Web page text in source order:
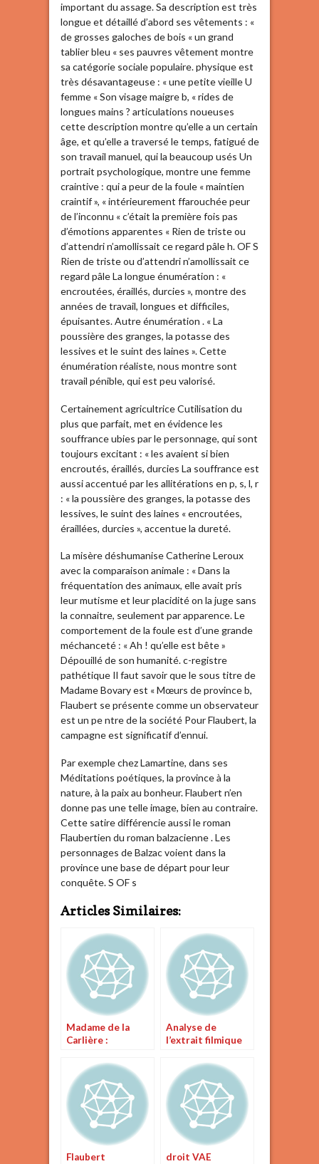
important du assage. Sa description est très
longue et détaillé d’abord ses vêtements : «
de grosses galoches de bois « un grand
tablier bleu « ses pauvres vêtement montre
sa catégorie sociale populaire. physique est
très désavantageuse : « une petite vieille U
femme « Son visage maigre b, « rides de
longues mains ? articulations noueuses
cette description montre qu’elle a un certain
âge, et qu’elle a traversé le temps, fatigué de
son travail manuel, qui la beaucoup usés Un
portrait psychologique, montre une femme
craintive : qui a peur de la foule « maintien
craintif », « intérieurement ffarouchée peur
de l’inconnu « c’était la première fois pas
d’émotions apparentes « Rien de triste ou
d’attendri n’amollissait ce regard pâle h. OF S
Rien de triste ou d’attendri n’amollissait ce
regard pâle La longue énumération : «
encroutées, éraillés, durcies », montre des
années de travail, longues et difficiles,
épuisantes. Autre énumération . « La
poussière des granges, la potasse des
lessives et le suint des laines ». Cette
énumération réaliste, nous montre sont
travail pénible, qui est peu valorisé.
Certainement agricultrice Cutilisation du
plus que parfait, met en évidence les
souffrance ubies par le personnage, qui sont
toujours excitant : « les avaient si bien
encroutés, éraillés, durcies La souffrance est
aussi accentué par les allitérations en p, s, l, r
: « la poussière des granges, la potasse des
lessives, le suint des laines « encroutées,
éraillées, durcies », accentue la dureté.
La misère déshumanise Catherine Leroux
avec la comparaison animale : « Dans la
fréquentation des animaux, elle avait pris
leur mutisme et leur placidité on la juge sans
la connaitre, seulement par apparence. Le
comportement de la foule est d’une grande
méchanceté : « Ah ! qu’elle est bête »
Dépouillé de son humanité. c-registre
pathétique Il faut savoir que le sous titre de
Madame Bovary est « Mœurs de province b,
Flaubert se présente comme un observateur
est un pe ntre de la société Pour Flaubert, la
campagne est significatif d’ennui.
Par exemple chez Lamartine, dans ses
Méditations poétiques, la province à la
nature, à la paix au bonheur. Flaubert n’en
donne pas une telle image, bien au contraire.
Cette satire différencie aussi le roman
Flaubertien du roman balzacienne . Les
personnages de Balzac voient dans la
province une base de départ pour leur
conquête. S OF s
Articles Similaires:
Madame de la
Carlière :
Analyse de
l’extrait filmique
Flaubert droit VAE